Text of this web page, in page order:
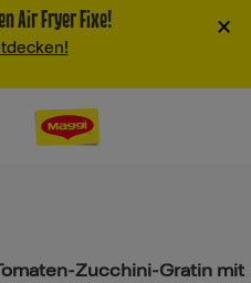
Air Fryer Fixe! ×
Zucchini-Gratin mit